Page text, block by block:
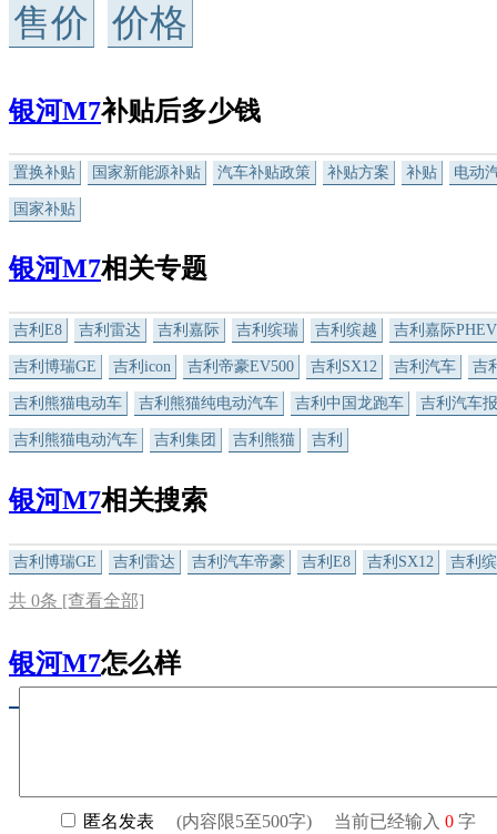
售价 价格
银河M7补贴后多少钱
置换补贴 国家新能源补贴 汽车补贴政策 补贴方案 补贴 电动
国家补贴
银河M7相关专题
吉利E8 吉利雷达 吉利嘉际 吉利缤瑞 吉利缤越 吉利嘉际PHEV
吉利博瑞GE 吉利icon 吉利帝豪EV500 吉利SX12 吉利汽车 吉
吉利熊猫电动车 吉利熊猫纯电动汽车 吉利中国龙跑车 吉利汽车
吉利熊猫电动汽车 吉利集团 吉利熊猫 吉利
银河M7相关搜索
吉利博瑞GE 吉利雷达 吉利汽车帝豪 吉利E8 吉利SX12 吉利
共 0条 [查看全部]
银河M7怎么样